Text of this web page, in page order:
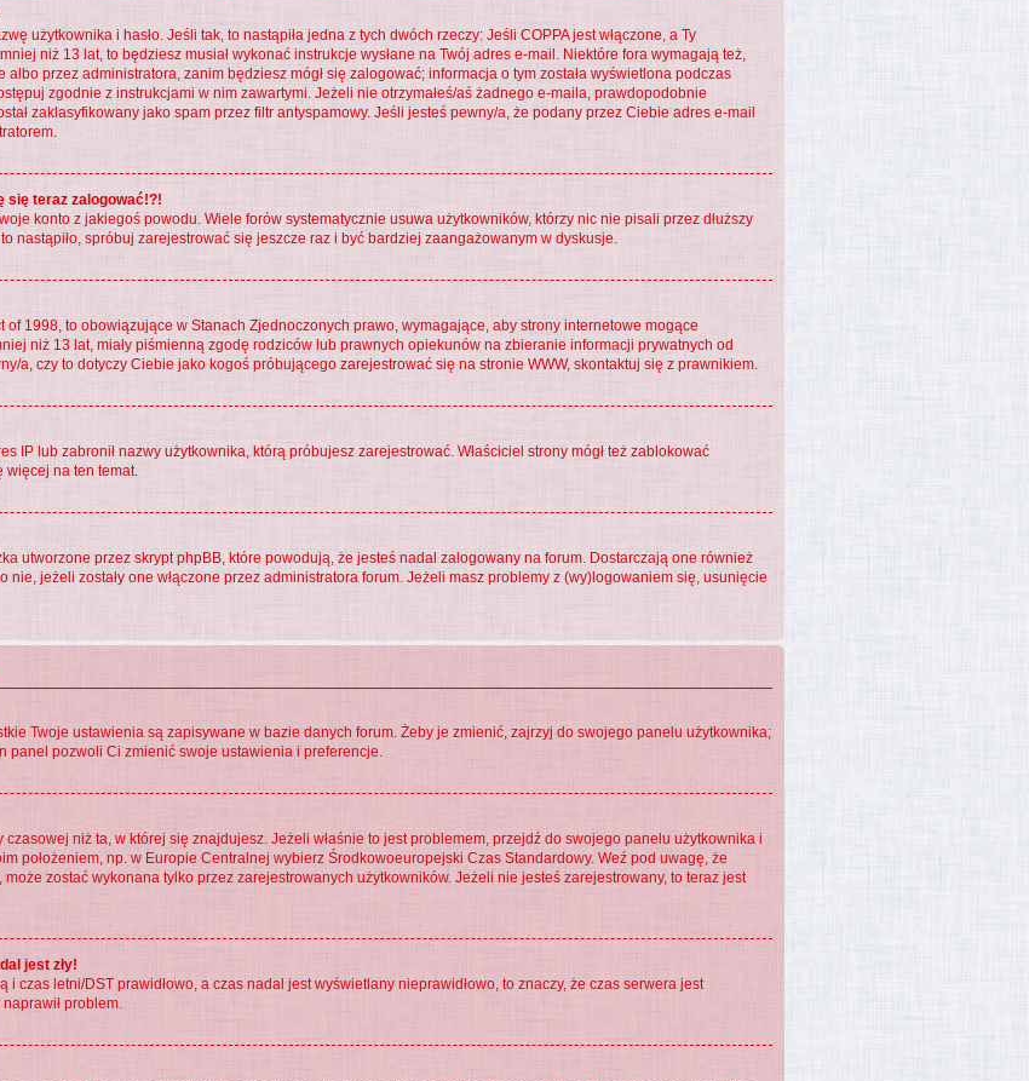
użytkownika i hasło. Jeśli tak, to nastąpiła jedna z tych dwóch rzeczy: Jeśli COPPA jest włączone, a Ty
niż 13 lat, to będziesz musiał wykonać instrukcje wysłane na Twój adres e-mail. Niektóre fora wymagają też,
przez administratora, zanim będziesz mógł się zalogować; informacja o tym została wyświetlona podczas
zgodnie z instrukcjami w nim zawartymi. Jeżeli nie otrzymałeś/aś żadnego e-maila, prawdopodobnie
zaklasyfikowany jako spam przez filtr antyspamowy. Jeśli jesteś pewny/a, że podany przez Ciebie adres e-mail
się teraz zalogować!?!
konto z jakiegoś powodu. Wiele forów systematycznie usuwa użytkowników, którzy nic nie pisali przez dłuższy
nastąpiło, spróbuj zarejestrować się jeszcze raz i być bardziej zaangażowanym w dyskusje.
of 1998, to obowiązujące w Stanach Zjednoczonych prawo, wymagające, aby strony internetowe mogące
niż 13 lat, miały piśmienną zgodę rodziców lub prawnych opiekunów na zbieranie informacji prywatnych od
a, czy to dotyczy Ciebie jako kogoś próbującego zarejestrować się na stronie WWW, skontaktuj się z prawnikiem.
IP lub zabronił nazwy użytkownika, którą próbujesz zarejestrować. Właściciel strony mógł też zablokować
więcej na ten temat.
utworzone przez skrypt phpBB, które powodują, że jesteś nadal zalogowany na forum. Dostarczają one również
nie, jeżeli zostały one włączone przez administratora forum. Jeżeli masz problemy z (wy)logowaniem się, usunięcie
Twoje ustawienia są zapisywane w bazie danych forum. Żeby je zmienić, zajrzyj do swojego panelu użytkownika;
panel pozwoli Ci zmienić swoje ustawienia i preferencje.
niż ta, w której się znajdujesz. Jeżeli właśnie to jest problemem, przejdź do swojego panelu użytkownika i
położeniem, np. w Europie Centralnej wybierz Środkowoeuropejski Czas Standardowy. Weź pod uwagę, że
zostać wykonana tylko przez zarejestrowanych użytkowników. Jeżeli nie jesteś zarejestrowany, to teraz jest
jest zły!
i czas letni/DST prawidłowo, a czas nadal jest wyświetlany nieprawidłowo, to znaczy, że czas serwera jest
problem.